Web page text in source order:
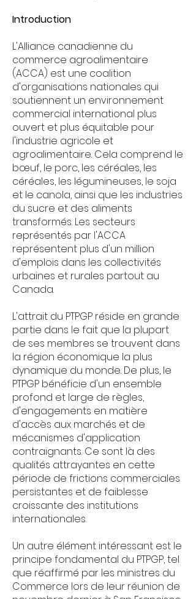
Introduction
L'Alliance canadienne du
commerce agroalimentaire
(ACCA) est une coalition
d'organisations nationales qui
soutiennent un environnement
commercial international plus
ouvert et plus équitable pour
l'industrie agricole et
agroalimentaire. Cela comprend le
bœuf, le porc, les céréales, les
céréales, les légumineuses, le soja
et le canola, ainsi que les industries
du sucre et des aliments
transformés. Les secteurs
représentés par l'ACCA
représentent plus d'un million
d'emplois dans les collectivités
urbaines et rurales partout au
Canada.
L'attrait du PTPGP réside en grande
partie dans le fait que la plupart
de ses membres se trouvent dans
la région économique la plus
dynamique du monde. De plus, le
PTPGP bénéficie d'un ensemble
profond et large de règles,
d'engagements en matière
d'accès aux marchés et de
mécanismes d'application
contraignants. Ce sont là des
qualités attrayantes en cette
période de frictions commerciales
persistantes et de faiblesse
croissante des institutions
internationales.
Un autre élément intéressant est le
principe fondamental du PTPGP, tel
que réaffirmé par les ministres du
Commerce lors de leur réunion de